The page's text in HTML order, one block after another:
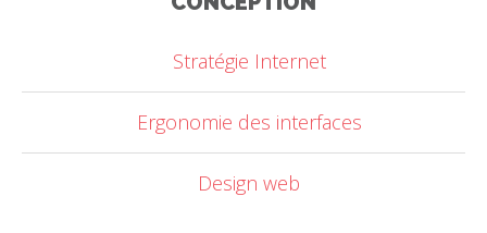
Stratégie Internet
Ergonomie des interfaces
Design web